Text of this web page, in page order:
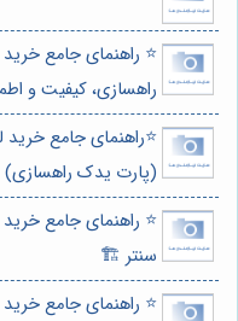
⭐️ راهنمای جامع
راهسازی، کیفیت و
⭐️راهنمای جامع
(پارت یدک راهسازی)
⭐️ راهنمای جامع
سنتر 🏗️
⭐️ راهنمای جامع خرید